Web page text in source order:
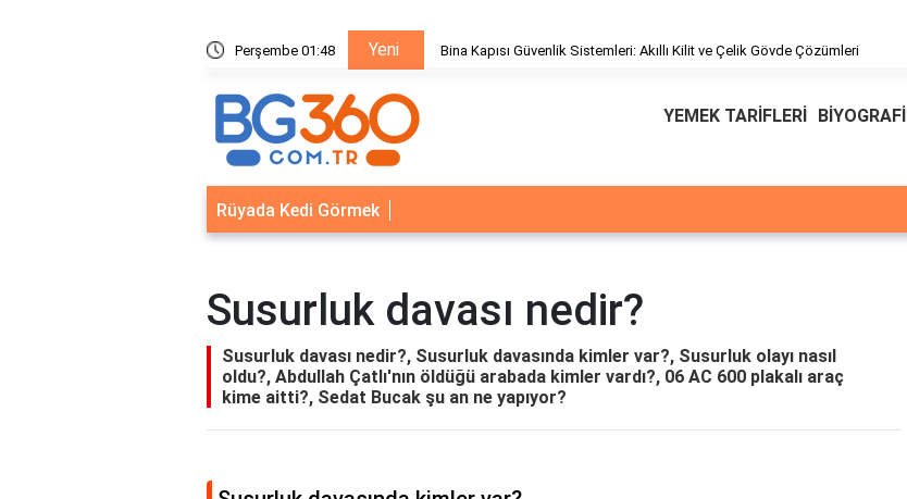
Perşembe 01:48 Yeni
Kapısı Güvenlik Sistemleri: Akıllı Kilit ve Çelik Gövde Çözümleri Ödeal Müşteri Hizmetleri
YEMEK TARİFLERİ BİYOGRAFİ
Rüyada Kedi Görmek
Susurluk davası nedir?
Susurluk davası nedir?, Susurluk davasında kimler var?, Susurluk olayı nasıl
oldu?, Abdullah Çatlı'nın öldüğü arabada kimler vardı?, 06 AC 600 plakalı araç
kime aitti?, Sedat Bucak şu an ne yapıyor?